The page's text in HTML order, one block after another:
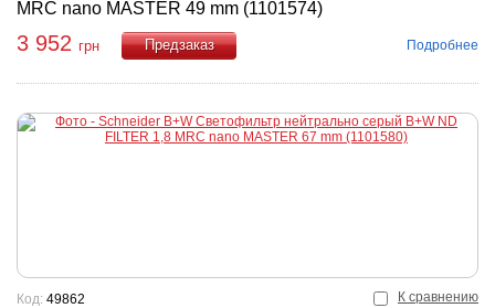
MRC nano MASTER 49 mm (1101574)
3 952 грн
Подробнее
К сравнению
Код: 49862